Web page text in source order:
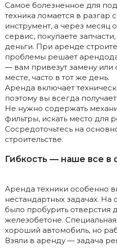
Самое болезненное для
техника ломается в разгар
инструмент, а через месяц
сервис, покупаете
деньги. При аренде
проблемы решает
— вам привезут замену или
месте, часто в тот же день.
Аренда включает
поэтому вы всегда
Не нужно содержать
фильтры, искать место для
Сосредоточьтесь на
строительстве.
Гибкость — наше все в
Аренда техники особенно
нестандартных задачах. На
было пробурить
железобетоне. Специальная
хороший автомобиль, но
Взяли в аренду — задача